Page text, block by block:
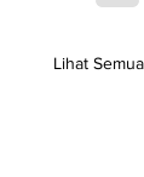
Lihat Semua